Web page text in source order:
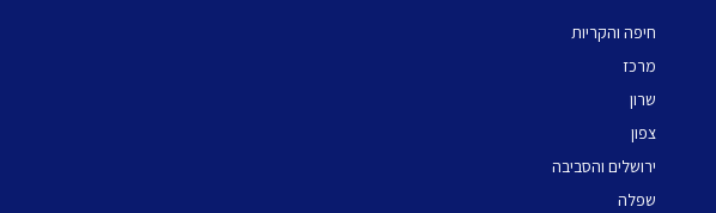
חיפה והקריות
מרכז
שרון
צפון
ירושלים והסביבה
שפלה